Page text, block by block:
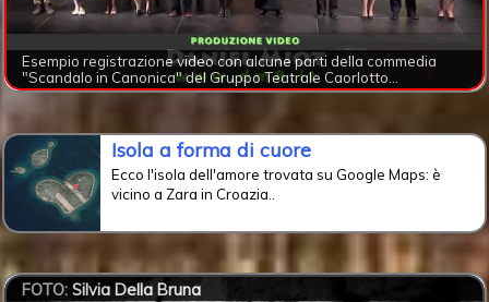
Esempio registrazione video con alcune parti della commedia
"Scandalo in Canonica" del Gruppo Teatrale Caorlotto...
Isola a forma di cuore
Ecco l'isola dell'amore trovata su Google Maps: è
vicino a Zara in Croazia..
FOTO: Silvia Della Bruna